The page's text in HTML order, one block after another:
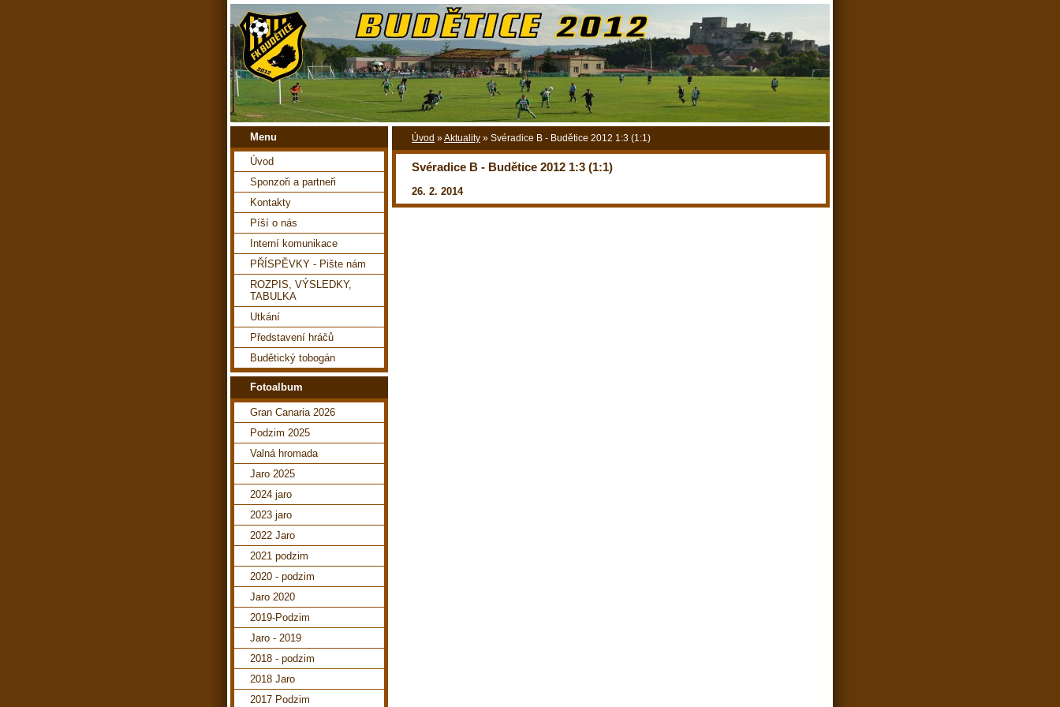
Úvod »Aktuality » Svéradice B - Budětice 2012 1:3 (1:1)
Svéradice B - Budětice 2012 1:3 (1:1)
26. 2. 2014
Menu
Úvod
Sponzoři a partneři
Kontakty
Píší o nás
Interní komunikace
PŘÍSPĚVKY - Pište nám
ROZPIS, VÝSLEDKY,
TABULKA
Utkání
Představení hráčů
Budětický tobogán
Fotoalbum
Gran Canaria 2026
Podzim 2025
Valná hromada
Jaro 2025
2024 jaro
2023 jaro
2022 Jaro
2021 podzim
2020 - podzim
Jaro 2020
2019-Podzim
Jaro - 2019
2018 - podzim
2018 Jaro
2017 Podzim